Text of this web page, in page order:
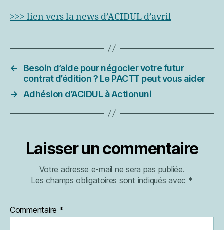
>>> lien vers la news d’ACIDUL d’avril
←
Besoin d’aide pour négocier votre futur
contrat d’édition ? Le PACTT peut vous aider
→
Adhésion d’ACIDUL à Actionuni
Laisser un commentaire
Votre adresse e-mail ne sera pas publiée.
Les champs obligatoires sont indiqués avec *
Commentaire *